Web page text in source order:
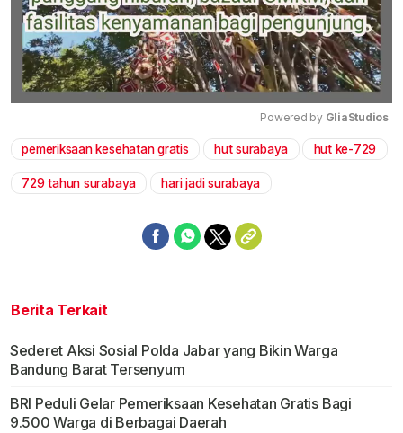
Mute
Powered by GliaStudios
pemeriksaan kesehatan gratis hut surabaya hut ke-729
729 tahun surabaya hari jadi surabaya
Berita Terkait
Sederet Aksi Sosial Polda Jabar yang Bikin Warga
Bandung Barat Tersenyum
BRI Peduli Gelar Pemeriksaan Kesehatan Gratis Bagi
9.500 Warga di Berbagai Daerah